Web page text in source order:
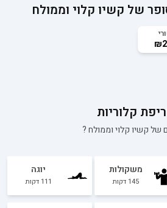
של קשיו קלוי וממולח
קלוריות
קשיו קלוי וממולח?
משקולות
145 דקות
יוגה
111 דקות